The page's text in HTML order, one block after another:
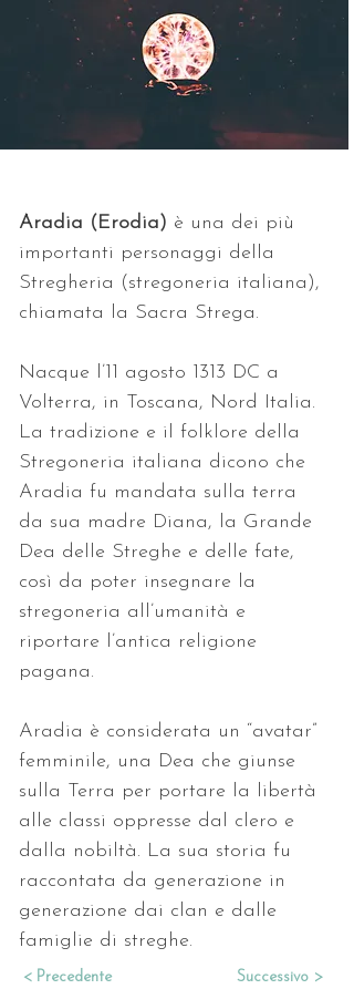
Aradia (Erodia) è una dei più
importanti personaggi della
Stregheria (stregoneria italiana),
chiamata la Sacra Strega.
Nacque l’11 agosto 1313 DC a
Volterra, in Toscana, Nord Italia.
La tradizione e il folklore della
Stregoneria italiana dicono che
Aradia fu mandata sulla terra
da sua madre Diana, la Grande
Dea delle Streghe e delle fate,
così da poter insegnare la
stregoneria all’umanità e
riportare l’antica religione
pagana.
Aradia è considerata un “avatar”
femminile, una Dea che giunse
sulla Terra per portare la libertà
alle classi oppresse dal clero e
dalla nobiltà. La sua storia fu
raccontata da generazione in
generazione dai clan e dalle
famiglie di streghe.
< Precedente Successivo >